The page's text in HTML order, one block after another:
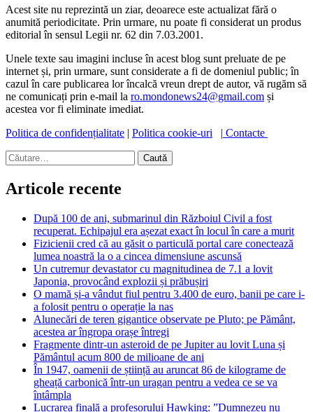
Acest site nu reprezintă un ziar, deoarece este actualizat fără o
anumită periodicitate. Prin urmare, nu poate fi considerat un produs
editorial în sensul Legii nr. 62 din 7.03.2001.
Unele texte sau imagini incluse în acest blog sunt preluate de pe
internet și, prin urmare, sunt considerate a fi de domeniul public; în
cazul în care publicarea lor încalcă vreun drept de autor, vă rugăm să
ne comunicați prin e-mail la ro.mondonews24@gmail.com și
acestea vor fi eliminate imediat.
Politica de confidențialitate | Politica cookie-uri | Contacte
Caută
după:
Articole recente
După 100 de ani, submarinul din Războiul Civil a fost
recuperat. Echipajul era așezat exact în locul în care a murit
Fizicienii cred că au găsit o particulă portal care conectează
lumea noastră la o a cincea dimensiune ascunsă
Un cutremur devastator cu magnitudinea de 7.1 a lovit
Japonia, provocând explozii și prăbușiri
O mamă și-a vândut fiul pentru 3.400 de euro, banii pe care i-
a folosit pentru o operație la nas
Alunecări de teren gigantice observate pe Pluto; pe Pământ,
acestea ar îngropa orașe întregi
Fragmente dintr-un asteroid de pe Jupiter au lovit Luna și
Pământul acum 800 de milioane de ani
În 1947, oamenii de știință au aruncat 86 de kilograme de
gheață carbonică într-un uragan pentru a vedea ce se va
întâmpla
Lucrarea finală a profesorului Hawking: ”Dumnezeu nu